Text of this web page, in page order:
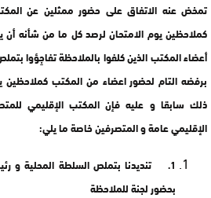
تمخض عنه الاتفاق على حضور ممثلين عن
كملاحظين يوم الامتحان لرصد كل ما من شأنه أن
أعضاء المكتب الذين كلفوا بالملاحظة تفاجِؤوا
برفضه التام لحضور اعضاء من المكتب كملاحظين
ذلك سابقا و عليه فإن المكتب الإقليمي
الإقليمي عامة و المتصرفين خاصة ما يلي:
1. تنديدنا بتملص السلطة المحلية و
بحضور لجنة للملاحظة